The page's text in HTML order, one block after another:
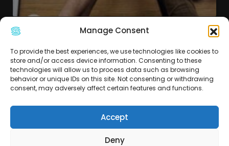
Manage Consent
To provide the best experiences, we use technologies like cookies to
store and/or access device information. Consenting to these
technologies will allow us to process data such as browsing
behavior or unique IDs on this site. Not consenting or withdrawing
consent, may adversely affect certain features and functions.
Accept
Deny